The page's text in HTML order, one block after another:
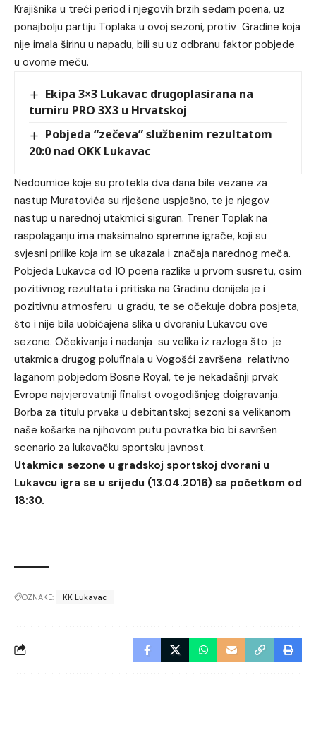
Krajišnika u treći period i njegovih brzih sedam poena, uz
ponajbolju partiju Toplaka u ovoj sezoni, protiv Gradine koja
nije imala širinu u napadu, bili su uz odbranu faktor pobjede
u ovome meču.
Ekipa 3×3 Lukavac drugoplasirana na
turniru PRO 3X3 u Hrvatskoj
Pobjeda “zečeva” službenim rezultatom
20:0 nad OKK Lukavac
Nedoumice koje su protekla dva dana bile vezane za
nastup Muratovića su riješene uspješno, te je njegov
nastup u narednoj utakmici siguran. Trener Toplak na
raspolaganju ima maksimalno spremne igrače, koji su
svjesni prilike koja im se ukazala i značaja narednog meča.
Pobjeda Lukavca od 10 poena razlike u prvom susretu, osim
pozitivnog rezultata i pritiska na Gradinu donijela je i
pozitivnu atmosferu u gradu, te se očekuje dobra posjeta,
što i nije bila uobičajena slika u dvoraniu Lukavcu ove
sezone. Očekivanja i nadanja su velika iz razloga što je
utakmica drugog polufinala u Vogošći završena relativno
laganom pobjedom Bosne Royal, te je nekadašnji prvak
Evrope najvjerovatniji finalist ovogodišnjeg doigravanja.
Borba za titulu prvaka u debitantskoj sezoni sa velikanom
naše košarke na njihovom putu povratka bio bi savršen
scenario za lukavačku sportsku javnost.
Utakmica sezone u gradskoj sportskoj dvorani u
Lukavcu igra se u srijedu (13.04.2016) sa početkom od
18:30.
OZNAKE: KK Lukavac